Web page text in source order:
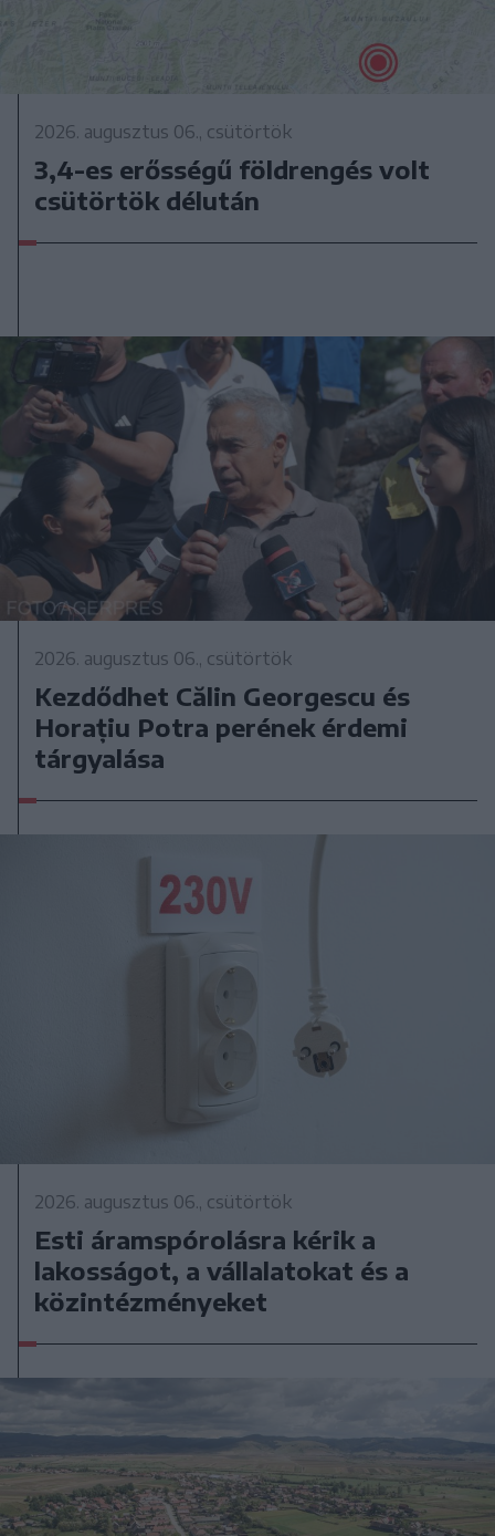
2026. augusztus 06., csütörtök
3,4-es erősségű földrengés volt
csütörtök délután
2026. augusztus 06., csütörtök
Kezdődhet Călin Georgescu és
Horațiu Potra perének érdemi
tárgyalása
2026. augusztus 06., csütörtök
Esti áramspórolásra kérik a
lakosságot, a vállalatokat és a
közintézményeket